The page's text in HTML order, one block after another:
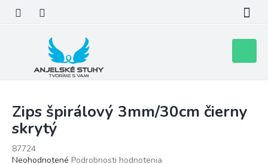
obsah
košík
Zips špirálový 3mm/30cm čierny
skrytý
87724
Priemerné
Neohodnotené Podrobnosti hodnotenia